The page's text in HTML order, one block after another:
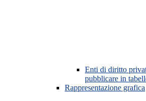
Enti di diritto
pubblicare in
Rappresentazione grafica